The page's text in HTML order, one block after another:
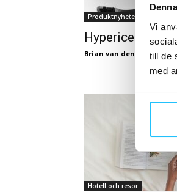
Vi
till de
med
Produktnyheter
Hyperice
Brian van den Brink
Hotell och resor